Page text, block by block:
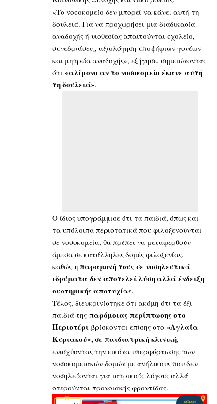
«Το νοσοκομείο δεν μπορεί να κάνει αυτή τη
δουλειά. Για να προχωρήσει μια διαδικασία
αναδοχής ή υιοθεσίας απαιτούνται σχολείο,
συνεδριάσεις, αξιολόγηση υποψήφιων γονέων
και μητρώα αναδοχής», εξήγησε, σημειώνοντας
ότι «αλίμονο αν το νοσοκομείο έκανε αυτή
τη δουλειά».
Ο ίδιος υπογράμμισε ότι τα παιδιά, όπως και
τα υπόλοιπα περιστατικά που φιλοξενούνται
σε νοσοκομεία, θα πρέπει να μεταφερθούν
άμεσα σε κατάλληλες δομές φιλοξενίας,
καθώς η παραμονή τους σε νοσηλευτικά
ιδρύματα δεν αποτελεί λύση αλλά ένδειξη
συστημικής αποτυχίας.
Τέλος, διευκρινίστηκε ότι ακόμη ότι τα έξι
παιδιά της παρόμοιας περίπτωσης στο
Περιστέρι βρίσκονται επίσης στο «Αγλαΐα
Κυριακού», σε παιδιατρική κλινική,
ενισχύοντας την εικόνα υπερφόρτωσης των
νοσοκομειακών δομών με ανήλικους που δεν
νοσηλεύονται για ιατρικούς λόγους αλλά
στερούνται προνοιακής φροντίδας.